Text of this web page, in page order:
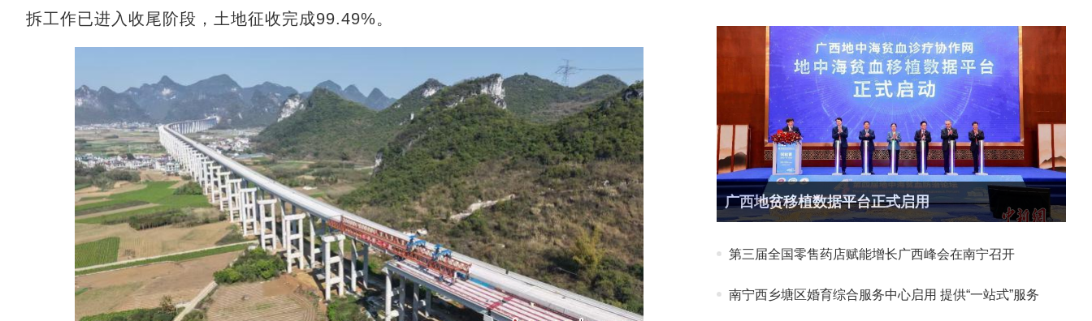
拆工作已进入收尾阶段，土地征收完成99.49%。
广西地贫移植数据平台正式启用
第三届全国零售药店赋能增长广西峰会在南宁召开
南宁西乡塘区婚育综合服务中心启用 提供“一站式”服务